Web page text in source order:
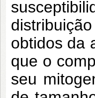
obtidos da
que o
seu